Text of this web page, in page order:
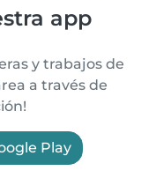
app
y trabajos de
a través de
Play